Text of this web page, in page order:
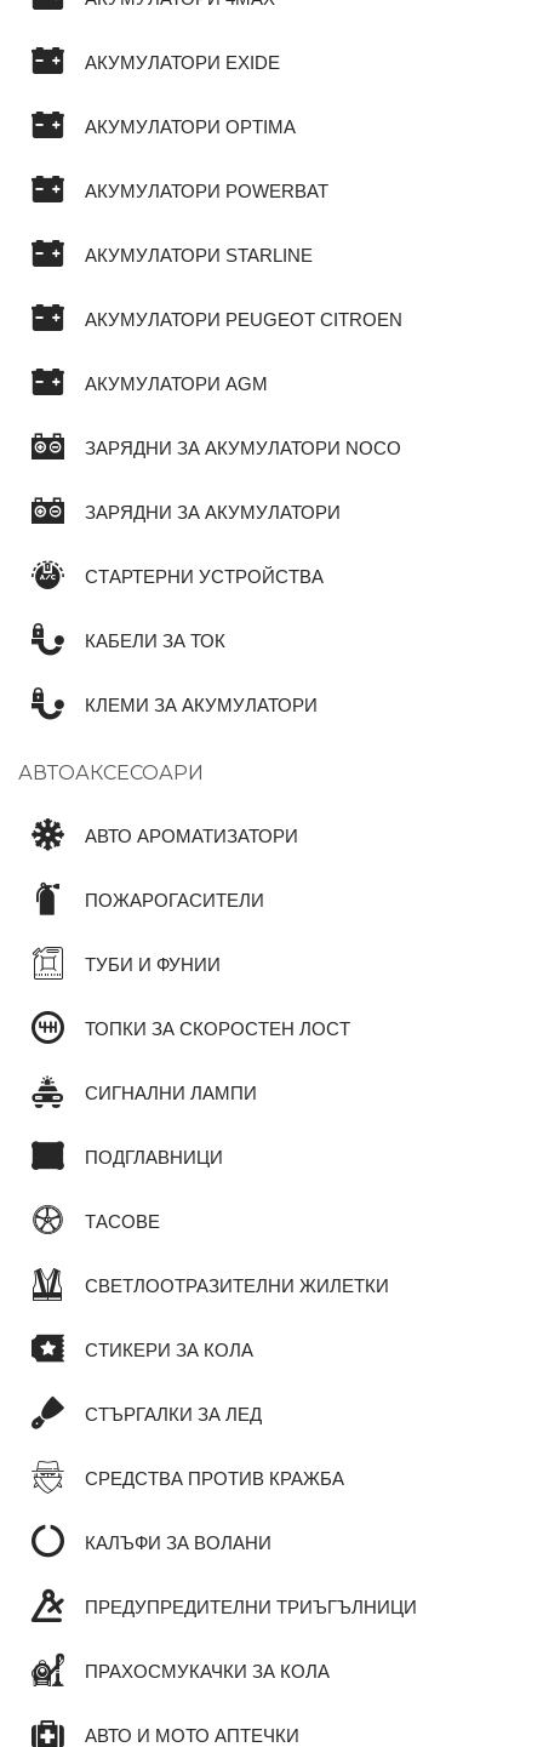
АКУМУЛАТОРИ EXIDE
АКУМУЛАТОРИ OPTIMA
АКУМУЛАТОРИ POWERBAT
АКУМУЛАТОРИ STARLINE
АКУМУЛАТОРИ PEUGEOT CITROEN
АКУМУЛАТОРИ AGM
ЗАРЯДНИ ЗА АКУМУЛАТОРИ NOCO
ЗАРЯДНИ ЗА АКУМУЛАТОРИ
СТАРТЕРНИ УСТРОЙСТВА
КАБЕЛИ ЗА ТОК
КЛЕМИ ЗА АКУМУЛАТОРИ
АВТОАКСЕСОАРИ
АВТО АРОМАТИЗАТОРИ
ПОЖАРОГАСИТЕЛИ
ТУБИ И ФУНИИ
ТОПКИ ЗА СКОРОСТЕН ЛОСТ
СИГНАЛНИ ЛАМПИ
ПОДГЛАВНИЦИ
ТАСОВЕ
СВЕТЛООТРАЗИТЕЛНИ ЖИЛЕТКИ
СТИКЕРИ ЗА КОЛА
СТЪРГАЛКИ ЗА ЛЕД
СРЕДСТВА ПРОТИВ КРАЖБА
КАЛЪФИ ЗА ВОЛАНИ
ПРЕДУПРЕДИТЕЛНИ ТРИЪГЪЛНИЦИ
ПРАХОСМУКАЧКИ ЗА КОЛА
АВТО И МОТО АПТЕЧКИ